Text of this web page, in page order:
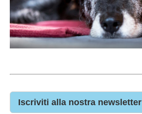
Iscriviti alla nostra newsletter